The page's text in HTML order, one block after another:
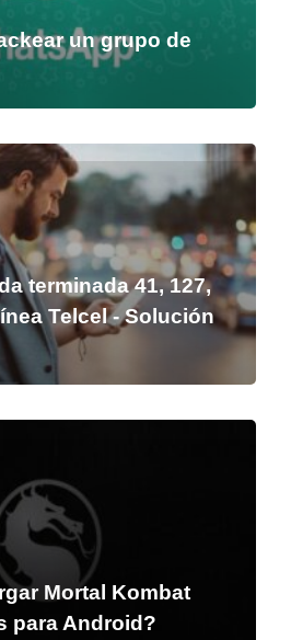
un grupo de
terminada 41, 127,
Telcel - Solución
Mortal Kombat
para Android?